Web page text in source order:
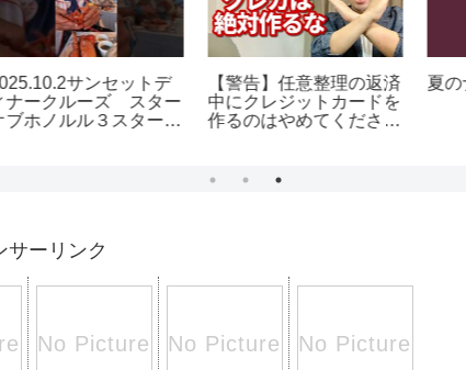
クレジットカードを申し
込みまして#shorts
5.1 Mile Run During My
Long Lunch Break🙂
#ASICS#Doubleshifts#R
サーリンク